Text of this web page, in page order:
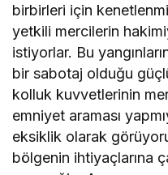
birbirleri için
yetkili mercilerin
istiyorlar. Bu
bir sabotaj olduğu
kolluk kuvvetlerinin
emniyet araması
eksiklik olarak
bölgenin ihtiyaçlarına